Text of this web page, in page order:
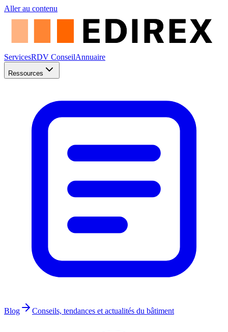
Aller au contenu
ServicesRDV ConseilAnnuaire
Ressources
Blog Conseils, tendances et actualités du bâtiment